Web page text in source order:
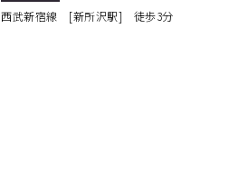
西武新宿線 [新所沢駅] 徒歩3分